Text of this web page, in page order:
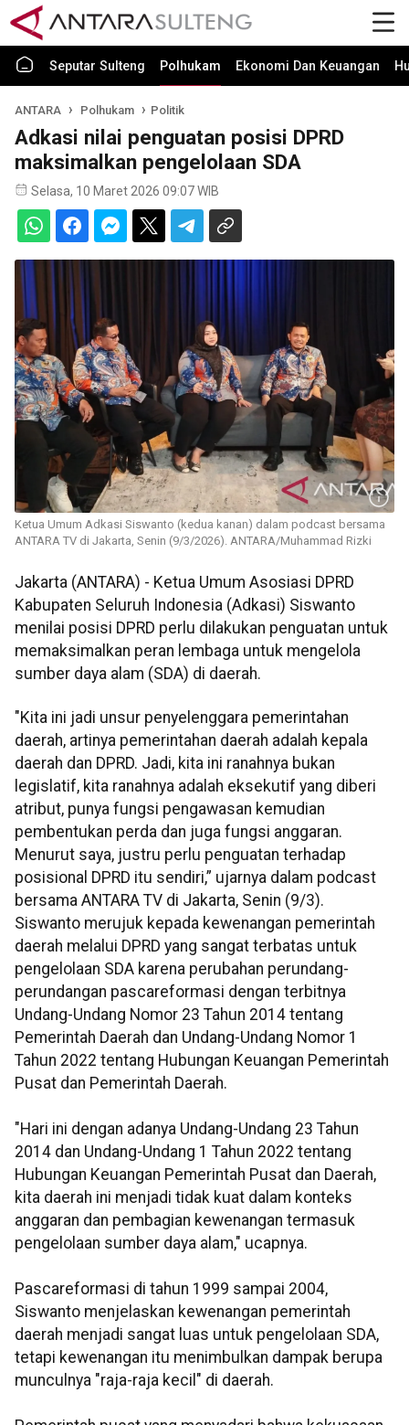
Seputar Sulteng Polhukam Ekonomi Dan Keuangan
ANTARA Polhukam Politik
Adkasi nilai penguatan posisi DPRD
maksimalkan pengelolaan SDA
Selasa, 10 Maret 2026 09:07 WIB
Ketua Umum Adkasi Siswanto (kedua kanan) dalam podcast bersama
ANTARA TV di Jakarta, Senin (9/3/2026). ANTARA/Muhammad Rizki
Jakarta (ANTARA) - Ketua Umum Asosiasi DPRD
Kabupaten Seluruh Indonesia (Adkasi) Siswanto
menilai posisi DPRD perlu dilakukan penguatan untuk
memaksimalkan peran lembaga untuk mengelola
sumber daya alam (SDA) di daerah.
"Kita ini jadi unsur penyelenggara pemerintahan
daerah, artinya pemerintahan daerah adalah kepala
daerah dan DPRD. Jadi, kita ini ranahnya bukan
legislatif, kita ranahnya adalah eksekutif yang diberi
atribut, punya fungsi pengawasan kemudian
pembentukan perda dan juga fungsi anggaran.
Menurut saya, justru perlu penguatan terhadap
posisional DPRD itu sendiri,” ujarnya dalam podcast
bersama ANTARA TV di Jakarta, Senin (9/3).
Siswanto merujuk kepada kewenangan pemerintah
daerah melalui DPRD yang sangat terbatas untuk
pengelolaan SDA karena perubahan perundang-
perundangan pascareformasi dengan terbitnya
Undang-Undang Nomor 23 Tahun 2014 tentang
Pemerintah Daerah dan Undang-Undang Nomor 1
Tahun 2022 tentang Hubungan Keuangan Pemerintah
Pusat dan Pemerintah Daerah.
"Hari ini dengan adanya Undang-Undang 23 Tahun
2014 dan Undang-Undang 1 Tahun 2022 tentang
Hubungan Keuangan Pemerintah Pusat dan Daerah,
kita daerah ini menjadi tidak kuat dalam konteks
anggaran dan pembagian kewenangan termasuk
pengelolaan sumber daya alam," ucapnya.
Pascareformasi di tahun 1999 sampai 2004,
Siswanto menjelaskan kewenangan pemerintah
daerah menjadi sangat luas untuk pengelolaan SDA,
tetapi kewenangan itu menimbulkan dampak berupa
munculnya "raja-raja kecil" di daerah.